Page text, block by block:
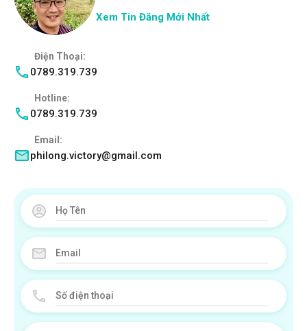
Xem Tin Đăng Mới Nhất
Điện Thoại:
0789.319.739
Hotline:
0789.319.739
Email:
philong.victory@gmail.com